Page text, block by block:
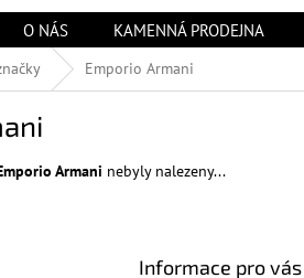
O NÁS KAMENNÁ PRODEJNA
Emporio Armani
Armani nebyly nalezeny...
Informace pro vás